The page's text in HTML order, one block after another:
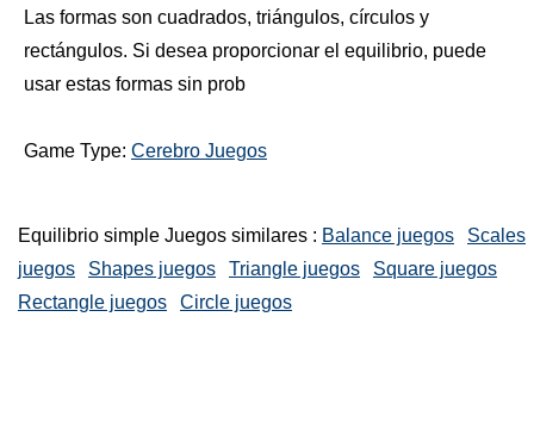
Las formas son cuadrados, triángulos, círculos y
rectángulos. Si desea proporcionar el equilibrio, puede
usar estas formas sin prob
Game Type: Cerebro Juegos
Equilibrio simple Juegos similares : Balance juegos
Scales
juegos
Shapes juegos Triangle juegos
Square juegos
Rectangle juegos
Circle juegos